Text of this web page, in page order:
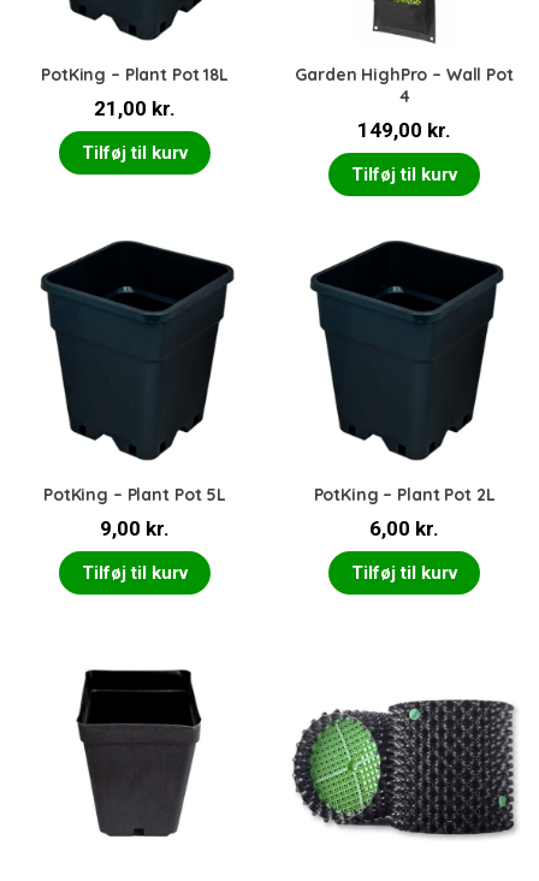
PotKing – Plant Pot 18L
21,00 kr.
Tilføj til kurv
Garden HighPro – Wall Pot
4
149,00 kr.
Tilføj til kurv
PotKing – Plant Pot 5L
9,00 kr.
Tilføj til kurv
PotKing – Plant Pot 2L
6,00 kr.
Tilføj til kurv